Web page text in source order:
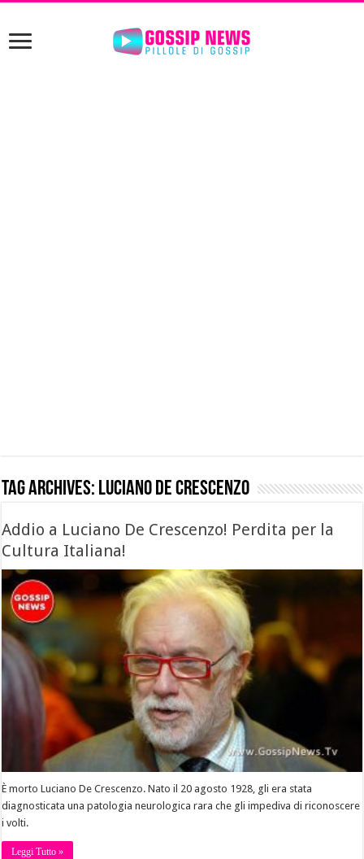
Tag Archives: luciano de crescenzo
Addio a Luciano De Crescenzo! Perdita per la
Cultura Italiana!
È morto Luciano De Crescenzo. Nato il 20 agosto 1928, gli era stata
diagnosticata una patologia neurologica rara che gli impediva di riconoscere
i volti.
Leggi Tutto »